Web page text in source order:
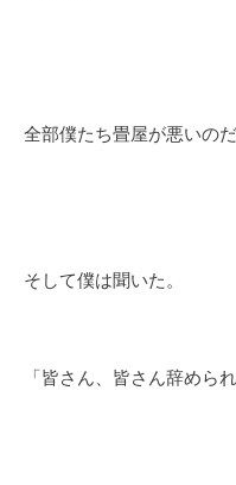
全部僕たち畳屋が悪いのだ
そして僕は聞いた。
「皆さん、皆さん辞めら